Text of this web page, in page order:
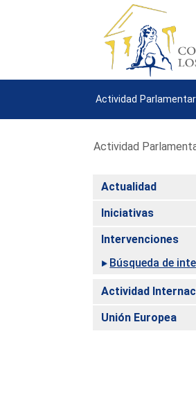
Actividad
Actividad
Actualidad
Iniciativas
Intervenciones
Búsqueda de
Actividad
Unión Europea